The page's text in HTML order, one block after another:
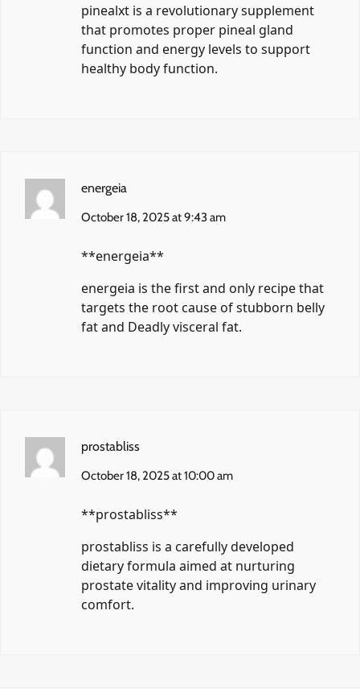
pinealxt is a revolutionary supplement
that promotes proper pineal gland
function and energy levels to support
healthy body function.
energeia
October 18, 2025 at 9:43 am
** energeia**
energeia is the first and only recipe that
targets the root cause of stubborn belly
fat and Deadly visceral fat.
prostabliss
October 18, 2025 at 10:00 am
**prostabliss**
prostabliss is a carefully developed
dietary formula aimed at nurturing
prostate vitality and improving urinary
comfort.